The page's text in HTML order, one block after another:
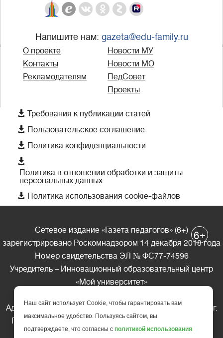
Напишите нам: gazeta@edu-family.ru
О проекте
Контакты
Рекламодателям
Новости МУ
Новости МО
ПедСовет
Проекты
 Требования к публикации статей
 Пользовательское соглашение
 Политика конфиденциальности

Политика в отношении обработки и защиты
персональных данных
 Политика использования cookie-файлов
Сетевое издание «Газета педагогов» (6+)
зарегистрировано Роскомнадзором 14 декабря 2018 года
Номер свидетельства ЭЛ № ФС77-74596
Учредитель – Инновационный образовательный центр
«Мой университет»
Адрес редакции: 185035 Россия, Республика Карелия, г.
Петрозаводск, ул. Фридриха Энгельса д.10, офис 211
Телефон редакции: +7 (499) 685-10-45
6+
Наш сайт использует Cookie, чтобы гарантировать вам
максимальное удобство. Пользуясь сайтом, вы
подтверждаете, что согласны с политикой использования